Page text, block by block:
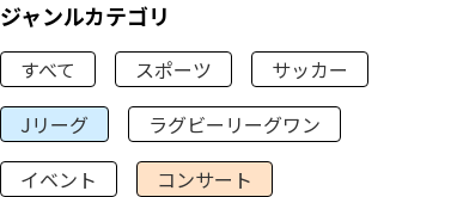
ジャンルカテゴリ
すべて スポーツ
サッカー
Jリーグ
ラグビーリーグワン
イベント
コンサート